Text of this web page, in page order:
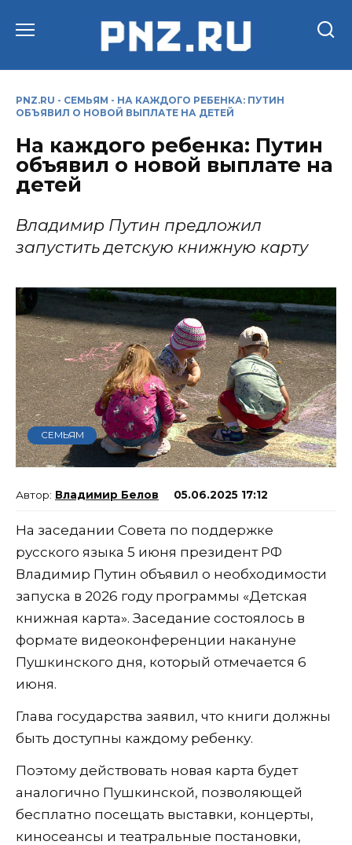
PNZ.RU - СЕМЬЯМ - НА КАЖДОГО РЕБЕНКА: ПУТИН
ОБЪЯВИЛ О НОВОЙ ВЫПЛАТЕ НА ДЕТЕЙ
На каждого ребенка: Путин
объявил о новой выплате на
детей
Владимир Путин предложил
запустить детскую книжную карту
СЕМЬЯМ
Владимир Белов 05.06.2025 17:12
На заседании Совета по поддержке
русского языка 5 июня президент РФ
Владимир Путин объявил о необходимости
запуска в 2026 году программы «Детская
книжная карта». Заседание состоялось в
формате видеоконференции накануне
Пушкинского дня, который отмечается 6
июня.
Глава государства заявил, что книги должны
быть доступны каждому ребенку.
Поэтому действовать новая карта будет
аналогично Пушкинской, позволяющей
бесплатно посещать выставки, концерты,
киносеансы и театральные постановки,